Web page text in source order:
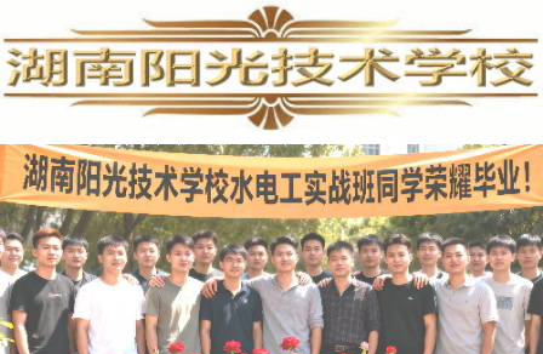
手机维修培训,手机维修培训学校,手机维修培训班